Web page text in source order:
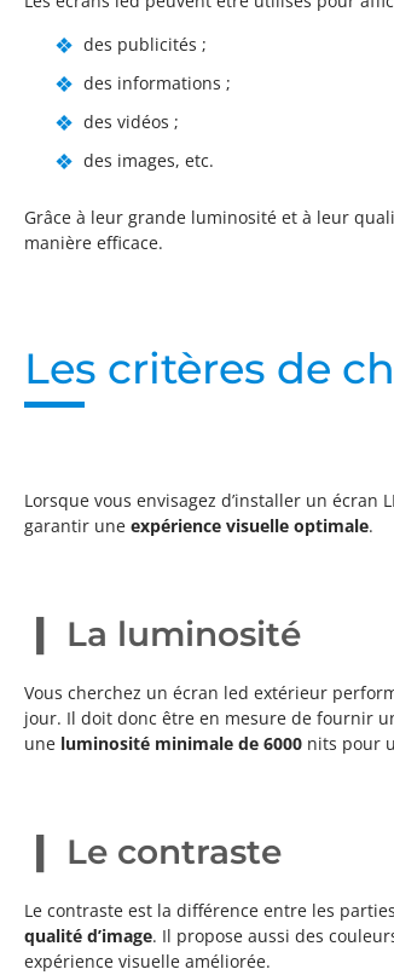
des publicités ;
des informations ;
des vidéos ;
des images, etc.
Grâce à leur grande luminosité et à leur
manière efficace.
Les critères de
Lorsque vous envisagez d’installer un
garantir une expérience visuelle optimale.
La luminosité
Vous cherchez un écran led extérieur
jour. Il doit donc être en mesure de fournir
une luminosité minimale de 6000 nits pour
Le contraste
Le contraste est la différence entre les
qualité d’image. Il propose aussi des
expérience visuelle améliorée.